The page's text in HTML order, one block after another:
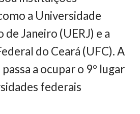
a Universidade
de Janeiro (UERJ) e a
do Ceará (UFC). A
a ocupar o 9º lugar
federais